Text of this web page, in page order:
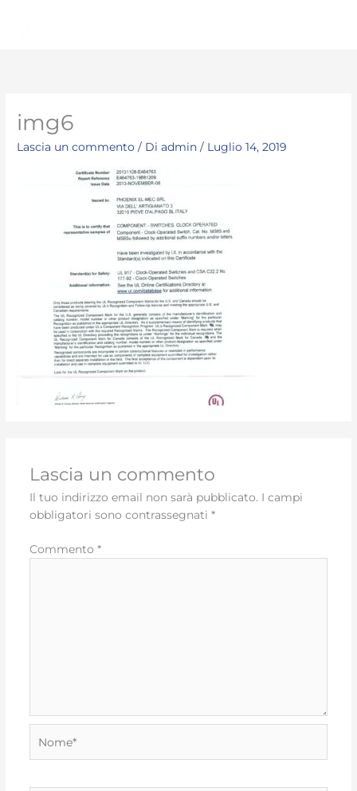
img6
Lascia un commento / Diadmin/ Luglio 14, 2019
Lascia un commento
Il tuo indirizzo email non sarà pubblicato. I campi
obbligatori sono contrassegnati *
Commento *